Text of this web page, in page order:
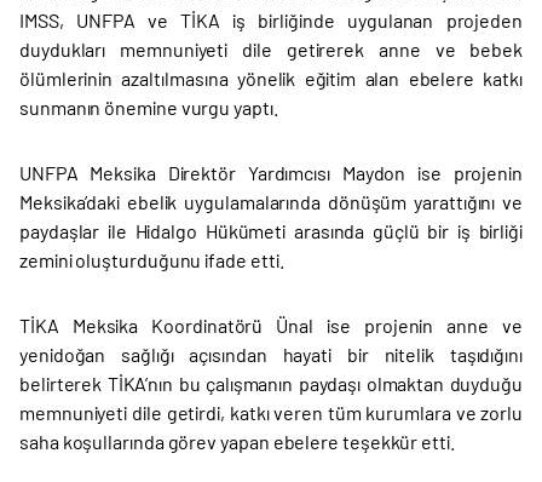
IMSS, UNFPA ve TİKA iş birliğinde uygulanan projeden
duydukları memnuniyeti dile getirerek anne ve bebek
ölümlerinin azaltılmasına yönelik eğitim alan ebelere katkı
sunmanın önemine vurgu yaptı.
UNFPA Meksika Direktör Yardımcısı Maydon ise projenin
Meksika’daki ebelik uygulamalarında dönüşüm yarattığını ve
paydaşlar ile Hidalgo Hükümeti arasında güçlü bir iş birliği
zemini oluşturduğunu ifade etti.
TİKA Meksika Koordinatörü Ünal ise projenin anne ve
yenidoğan sağlığı açısından hayati bir nitelik taşıdığını
belirterek TİKA’nın bu çalışmanın paydaşı olmaktan duyduğu
memnuniyeti dile getirdi, katkı veren tüm kurumlara ve zorlu
saha koşullarında görev yapan ebelere teşekkür etti.